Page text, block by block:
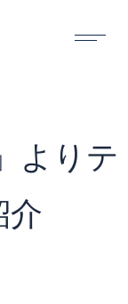
よりテ
介